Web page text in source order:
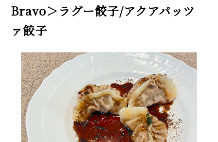
Bravo＞ラグー餃子/アクアパッツ
ァ餃子